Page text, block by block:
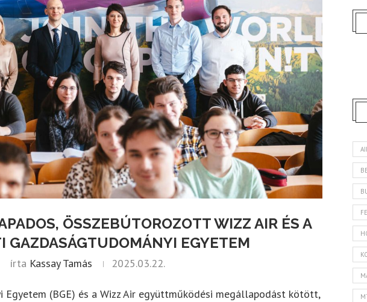
ÖSSZEBÚTOROZOTT WIZZ AIR ÉS A
GAZDASÁGTUDOMÁNYI EGYETEM
írta Kassay Tamás 2025.03.22.
Egyetem (BGE) és a Wizz Air együttműködési megállapodást kötött,